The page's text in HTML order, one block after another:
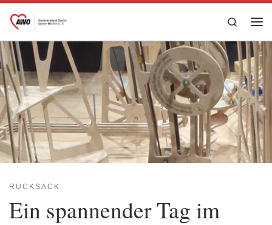
Zum Inhalt springen
Search
RUCKSACK
Ein spannender Tag im